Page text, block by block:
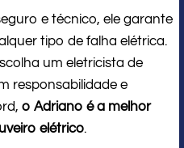
e técnico, ele garante
tipo de falha elétrica.
um eletricista de
responsabilidade e
o Adriano é a melhor
elétrico.